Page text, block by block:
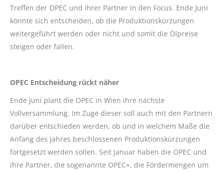
Treffen der OPEC und ihrer Partner in den Focus. Ende Juni
könnte sich entscheiden, ob die Produktionskürzungen
weitergeführt werden oder nicht und somit die Ölpreise
steigen oder fallen.
OPEC Entscheidung rückt näher
Ende Juni plant die OPEC in Wien ihre nächste
Vollversammlung. Im Zuge dieser soll auch mit den Partnern
darüber entschieden werden, ob und in welchem Maße die
Anfang des Jahres beschlossenen Produktionskürzungen
fortgesetzt werden sollen. Seit Januar haben die OPEC und
ihre Partner, die sogenannte OPEC+, die Fördermengen um